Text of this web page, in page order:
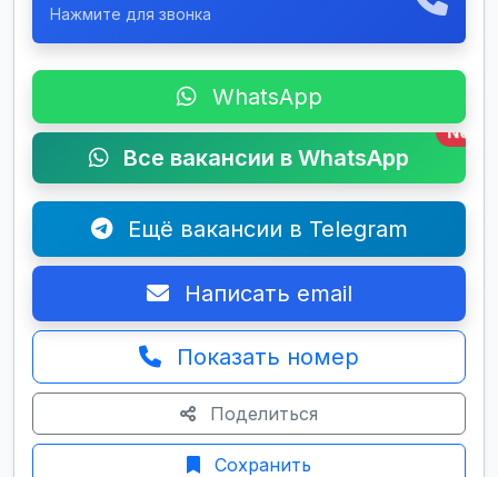
Нажмите для звонка
WhatsApp
Все вакансии в WhatsApp
New
Ещё вакансии в Telegram
Написать email
Показать номер
Поделиться
Сохранить